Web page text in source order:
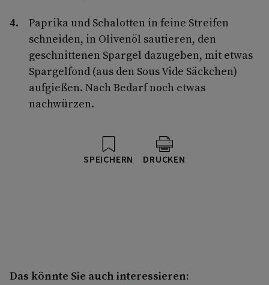
Paprika und Schalotten in feine Streifen
schneiden, in Olivenöl sautieren, den
geschnittenen Spargel dazugeben, mit etwas
Spargelfond (aus den Sous Vide Säckchen)
aufgießen. Nach Bedarf noch etwas
nachwürzen.
SPEICHERN DRUCKEN
Das könnte Sie auch interessieren: